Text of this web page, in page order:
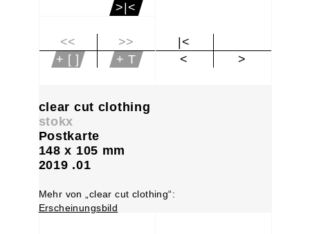
>|<
<<
>>
+ [ ]
+ T
|<
<
>
clear cut clothing
stokx
Postkarte
148 x 105 mm
2019 .01
Mehr von „clear cut clothing“:
Erscheinungsbild